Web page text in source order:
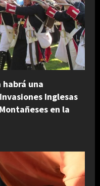
una
Inglesas
en la